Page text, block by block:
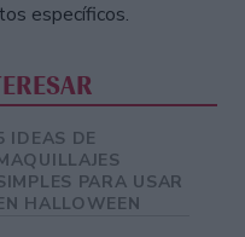
específicos.
IDEAS DE
PARA USAR
HALLOWEEN